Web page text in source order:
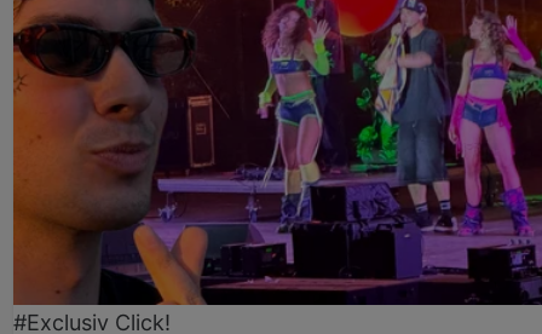
#Exclusiv Click!